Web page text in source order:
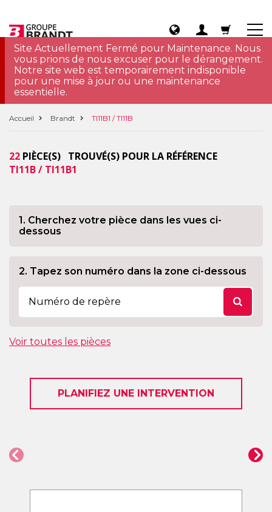
Site Actuellement Fermé pour Maintenance. Nous
vous prions de nous excuser pour le dérangement.
Notre site web est temporairement indisponible
pour une mise à jour ou une maintenance
essentielle.
Accueil Brandt TI11B1 / TI11B
22 PIÈCE(S) TROUVÉ(S) POUR LA RÉFÉRENCE
TI11B / TI11B1
1. Cherchez votre pièce dans les vues ci-
dessous
2. Tapez son numéro dans la zone ci-dessous
Voir toutes les pièces
PLANIFIEZ UNE INTERVENTION